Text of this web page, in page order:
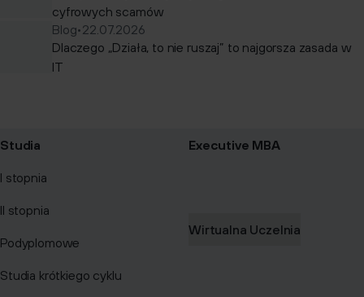
cyfrowych scamów
Blog•22.07.2026
Dlaczego „Działa, to nie ruszaj” to najgorsza zasada w
IT
Studia
I stopnia
II stopnia
Podyplomowe
Studia krótkiego cyklu
Executive MBA
Wirtualna Uczelnia